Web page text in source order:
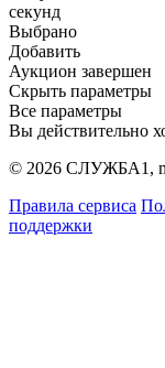
секунд
Выбрано
Добавить
Аукцион завершен
Скрыть параметры
Все параметры
Вы действительно
© 2026 СЛУЖБА1,
Правила сервиса
поддержки